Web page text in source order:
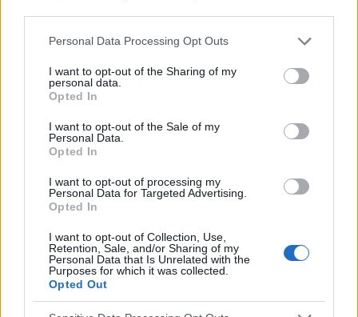
Please note that this website/app uses one or more Google
not limited to your visit or usage behaviour. You may click to
grant or deny consent to Google and its third-party tags to
use your data for below specified purposes in below Google
consent section.
Personal Data Processing Opt Outs
I want to opt-out of the Sharing of my
personal data.
Opted In
I want to opt-out of the Sale of my
Personal Data.
Opted In
I want to opt-out of processing my
Personal Data for Targeted Advertising.
Opted In
I want to opt-out of Collection, Use,
Retention, Sale, and/or Sharing of my
Personal Data that Is Unrelated with the
Purposes for which it was collected.
Opted Out